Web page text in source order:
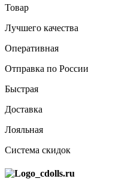
Товар
Лучшего качества
Оперативная
Отправка по России
Быстрая
Доставка
Лояльная
Система скидок